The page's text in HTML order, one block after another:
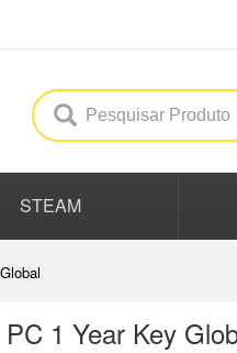
STEAM
1 Year Key